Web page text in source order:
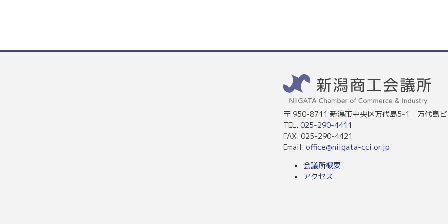
〒 950-8711 新潟市中央区万代島5-1 万代島
TEL. 025-290-4411
FAX. 025-290-4421
Email. office@niigata-cci.or.jp
会議所概要
アクセス